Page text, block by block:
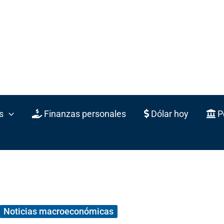
Finanzas personales Dólar hoy
Noticias macroeconómicas